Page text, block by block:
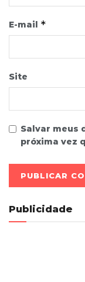
E-mail *
Site
Salvar meus
próxima vez
Publicidade